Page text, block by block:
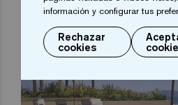
información y configurar tus
Rechazar
cookies